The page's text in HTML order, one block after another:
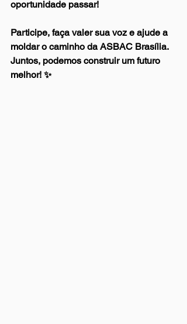
oportunidade passar!
Participe, faça valer sua voz e ajude a
moldar o caminho da ASBAC Brasília.
Juntos, podemos construir um futuro
melhor! ✨